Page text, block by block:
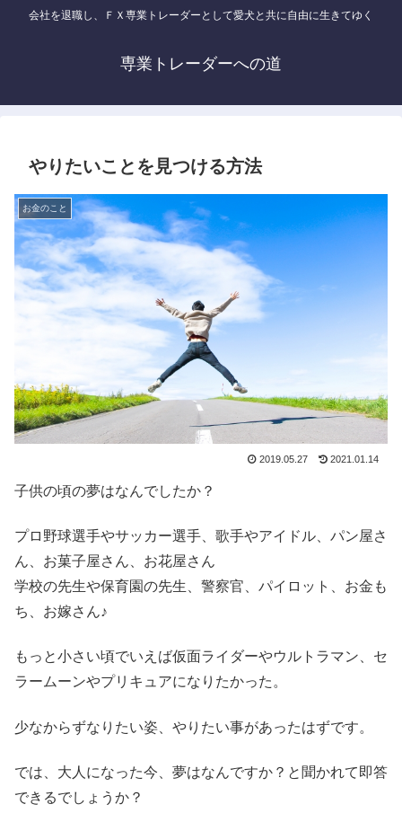
会社を退職し、ＦＸ専業トレーダーとして愛犬と共に自由に生きてゆく
専業トレーダーへの道
やりたいことを見つける方法
お金のこと
2019.05.27 2021.01.14
子供の頃の夢はなんでしたか？
プロ野球選手やサッカー選手、歌手やアイドル、パン屋さ
ん、お菓子屋さん、お花屋さん
学校の先生や保育園の先生、警察官、パイロット、お金も
ち、お嫁さん♪
もっと小さい頃でいえば仮面ライダーやウルトラマン、セ
ラームーンやプリキュアになりたかった。
少なからずなりたい姿、やりたい事があったはずです。
では、大人になった今、夢はなんですか？と聞かれて即答
できるでしょうか？